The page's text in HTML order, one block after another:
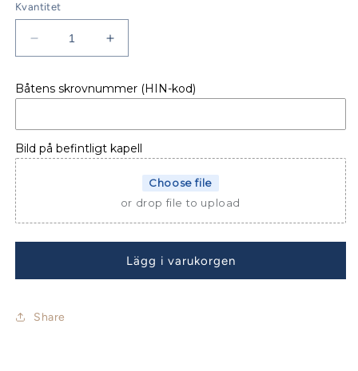
Kvantitet
Minska
kvantitet
BÅTKAPELL
5000
HT
Öka
kvantitet
BÅTKAPELL
5000
HT
Båtens skrovnummer (HIN-kod)
Bild på befintligt kapell
Choose file
or drop file to upload
Lägg i varukorgen
Share